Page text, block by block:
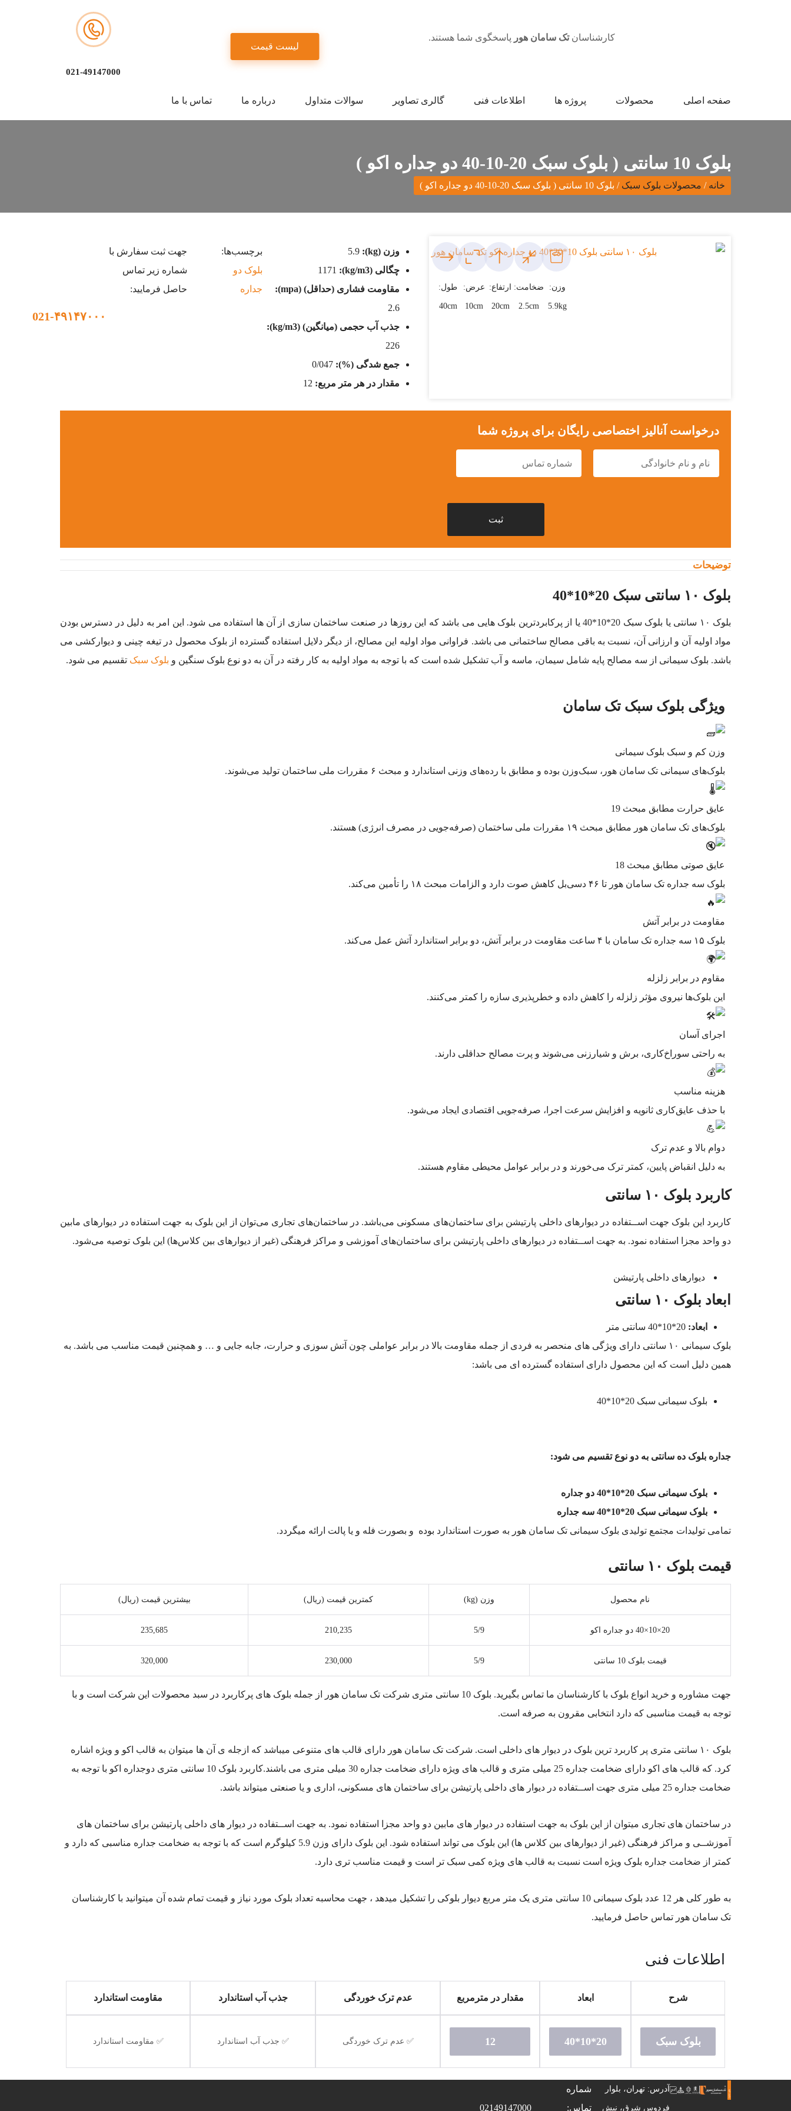
کارشناسان تک سامان هور پاسخگوی شما هستند.
لیست قیمت
021-49147000
صفحه اصلی محصولات پروژه ها اطلاعات فنی گالری تصاویر سوالات متداول درباره ما تماس با ما
بلوک 10 سانتی ( بلوک سبک 20-10-40 دو جداره اکو )
خانه / محصولات بلوک سبک / بلوک 10 سانتی ( بلوک سبک 20-10-40 دو جداره اکو )
وزن:
5.9kg
ضخامت:
2.5cm
ارتفاع:
20cm
عرض:
10cm
طول:
40cm
وزن (kg):
چگالی (kg/m3):
مقاومت فشاری (حداقل) (mpa):
2.6
جذب آب حجمی (میانگین) (kg/m3):
226
جمع شدگی (%):
مقدار در هر متر مربع:
برچسب‌ها:
بلوک دو
جداره
جهت ثبت سفارش با
شماره زیر تماس
حاصل فرمایید:
021-۴۹۱۴۷۰۰۰
درخواست آنالیز اختصاصی رایگان برای پروژه شما
ثبت
توضیحات
بلوک ۱۰ سانتی سبک 20*10*40
بلوک ۱۰ سانتی یا بلوک سبک 20*10*40 یا از پرکابردترین بلوک هایی می باشد که این روزها در صنعت ساختمان سازی از آن ها استفاده می شود. این امر به دلیل در دسترس بودن
مواد اولیه آن و ارزانی آن، نسبت به باقی مصالح ساختمانی می باشد. فراوانی مواد اولیه این مصالح، از دیگر دلایل استفاده گسترده از بلوک محصول در تیغه چینی و دیوارکشی می
باشد. بلوک سیمانی از سه مصالح پایه شامل سیمان، ماسه و آب تشکیل شده است که با توجه به مواد اولیه به کار رفته در آن به دو نوع بلوک سنگین و بلوک سبک تقسیم می شود.
ویژگی بلوک سبک تک سامان
وزن کم و سبک بلوک سیمانی
بلوک‌های سیمانی تک سامان هور، سبک‌وزن بوده و مطابق با رده‌های وزنی استاندارد و مبحث ۶ مقررات ملی ساختمان تولید می‌شوند.
عایق حرارت مطابق مبحث 19
بلوک‌های تک سامان هور مطابق مبحث ۱۹ مقررات ملی ساختمان (صرفه‌جویی در مصرف انرژی) هستند.
عایق صوتی مطابق مبحث 18
بلوک سه جداره تک سامان هور تا ۴۶ دسی‌بل کاهش صوت دارد و الزامات مبحث ۱۸ را تأمین می‌کند.
مقاومت در برابر آتش
بلوک ۱۵ سه جداره تک سامان با ۴ ساعت مقاومت در برابر آتش، دو برابر استاندارد آتش عمل می‌کند.
مقاوم در برابر زلزله
این بلوک‌ها نیروی مؤثر زلزله را کاهش داده و خطرپذیری سازه را کمتر می‌کنند.
اجرای آسان
به راحتی سوراخ‌کاری، برش و شیارزنی می‌شوند و پرت مصالح حداقلی دارند.
هزینه مناسب
با حذف عایق‌کاری ثانویه و افزایش سرعت اجرا، صرفه‌جویی اقتصادی ایجاد می‌شود.
دوام بالا و عدم ترک
به دلیل انقباض پایین، کمتر ترک می‌خورند و در برابر عوامل محیطی مقاوم هستند.
کاربرد بلوک ۱۰ سانتی
کاربرد این بلوک جهت اســتفاده در دیوارهای داخلی پارتیشن برای ساختمان‌های مسکونی می‌باشد. در ساختمان‌های تجاری می‌توان از این بلوک به جهت استفاده در دیوارهای مابین
دو واحد مجزا استفاده نمود. به جهت اســتفاده در دیوارهای داخلی پارتیشن برای ساختمان‌های آموزشی و مراکز فرهنگی (غیر از دیوارهای بین کلاس‌ها) این بلوک توصیه می‌شود.
دیوارهای داخلی پارتیشن
ابعاد بلوک ۱۰ سانتی
ابعاد:
بلوک سیمانی ۱۰ سانتی دارای ویژگی های منحصر به فردی از جمله مقاومت بالا در برابر عواملی چون آتش سوزی و حرارت، جابه جایی و … و همچنین قیمت مناسب می باشد. به
همین دلیل است که این محصول دارای استفاده گسترده ای می باشد:
بلوک سیمانی سبک 20*10*40
جداره بلوک ده سانتی به دو نوع تقسیم می شود:
بلوک سیمانی سبک 20*10*40 دو جداره
بلوک سیمانی سبک 20*10*40 سه جداره
تمامی تولیدات مجتمع تولیدی بلوک سیمانی تک سامان هور به صورت استاندارد بوده و بصورت فله و یا پالت ارائه میگردد.
قیمت بلوک ۱۰ سانتی
نام محصول وزن (kg) کمترین قیمت (ریال) بیشترین قیمت (ریال)
20×10×40 دو جداره اکو 5/9
210,235
235,685
قیمت بلوک 10 سانتی 5/9
230,000
320,000
جهت مشاوره و خرید انواع بلوک با کارشناسان ما تماس بگیرید. بلوک 10 سانتی متری شرکت تک سامان هور از جمله بلوک های پرکاربرد در سبد محصولات این شرکت است و با
توجه به قیمت مناسبی که دارد انتخابی مقرون به صرفه است.
بلوک ۱۰ سانتی متری پر کاربرد ترین بلوک در دیوار های داخلی است. شرکت تک سامان هور دارای قالب های متنوعی میباشد که ازجله ی آن ها میتوان به قالب اکو و ویژه اشاره
کرد. که قالب های اکو دارای ضخامت جداره 25 میلی متری و قالب های ویژه دارای ضخامت جداره 30 میلی متری می باشند.کاربرد بلوک 10 سانتی متری دوجداره اکو با توجه به
ضخامت جداره 25 میلی متری جهت اســتفاده در دیوار های داخلی پارتیشن برای ساختمان های مسکونی، اداری و یا صنعتی میتواند باشد.
در ساختمان های تجاری میتوان از این بلوک به جهت استفاده در دیوار های مابین دو واحد مجزا استفاده نمود. به جهت اســتفاده در دیوار های داخلی پارتیشن برای ساختمان های
آموزشــی و مراکز فرهنگی (غیر از دیوارهای بین کلاس ها) این بلوک می تواند استفاده شود. این بلوک دارای وزن 5.9 کیلوگرم است که با توجه به ضخامت جداره مناسبی که دارد و
کمتر از ضخامت جداره بلوک ویژه است نسبت به قالب های ویژه کمی سبک تر است و قیمت مناسب تری دارد.
به طور کلی هر 12 عدد بلوک سیمانی 10 سانتی متری یک متر مربع دیوار بلوکی را تشکیل میدهد ، جهت محاسبه تعداد بلوک مورد نیاز و قیمت تمام شده آن میتوانید با کارشناسان
تک سامان هور تماس حاصل فرمایید.
اطلاعات فنی
شرح ابعاد مقدار در مترمربع عدم ترک خوردگی جذب آب استاندارد مقاومت استاندارد
بلوک سبک 20*10*40
12 ✅ عدم ترک خوردگی ✅ جذب آب استاندارد ✅ مقاومت استاندارد
آدرس: تهران، بلوار
فردوس شرق، نبش
شماره
تماس: 02149147000